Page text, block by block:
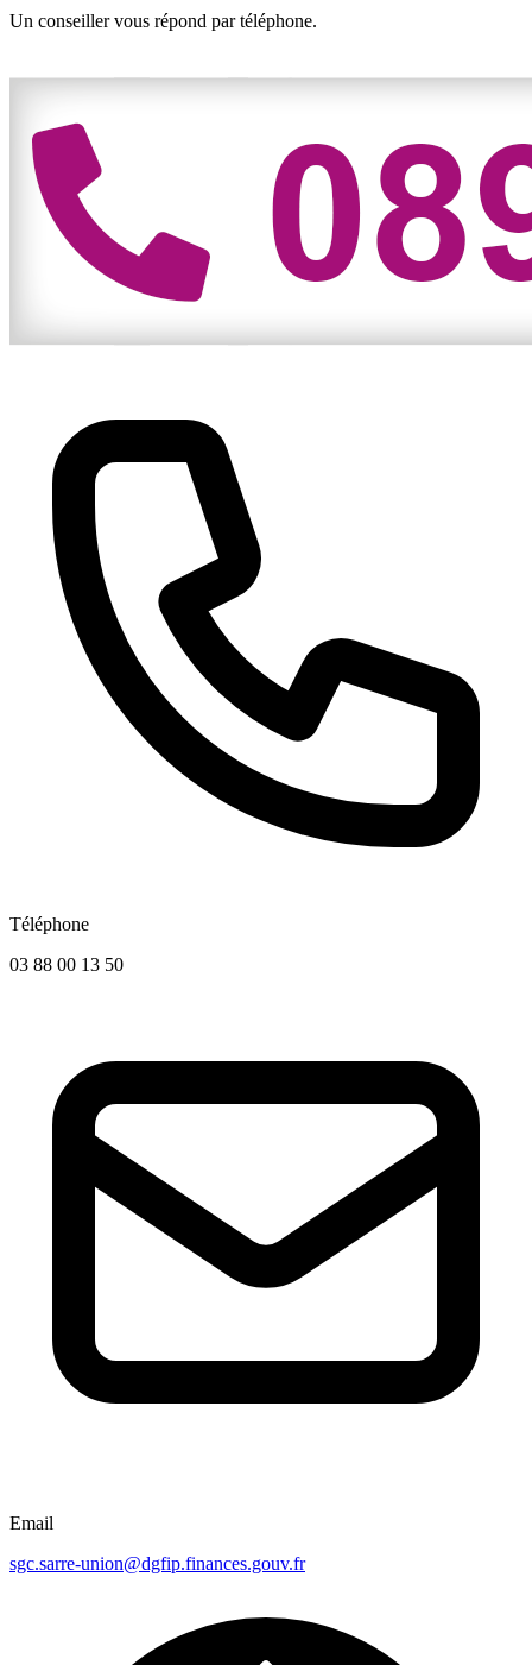
Un conseiller vous répond par téléphone.
Téléphone
03 88 00 13 50
Email
sgc.sarre-union@dgfip.finances.gouv.fr